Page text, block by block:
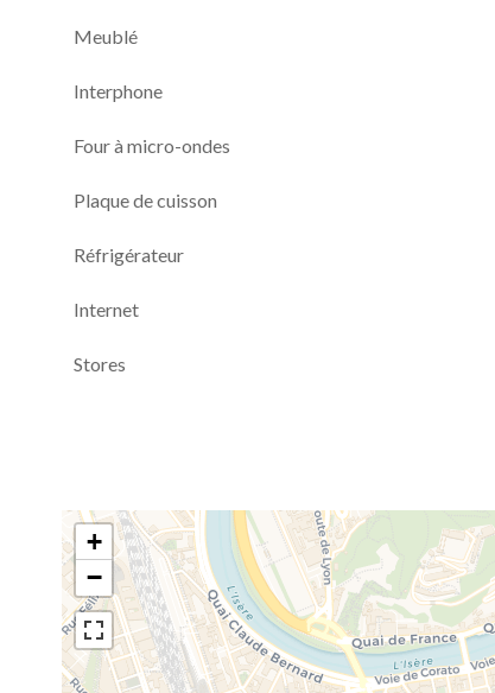
Meublé
Interphone
Four à micro-ondes
Plaque de cuisson
Réfrigérateur
Internet
Stores
+
−